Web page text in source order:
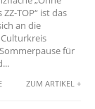
TOP“ ist das
an die
für
ZUM ARTIKEL +